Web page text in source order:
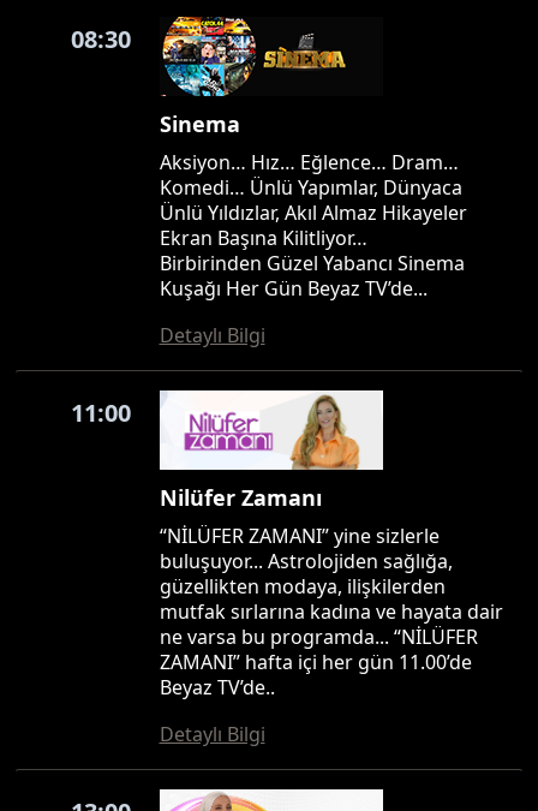
08:30
Sinema
Aksiyon… Hız… Eğlence… Dram…
Komedi… Ünlü Yapımlar, Dünyaca
Ünlü Yıldızlar, Akıl Almaz Hikayeler
Ekran Başına Kilitliyor…
Birbirinden Güzel Yabancı Sinema
Kuşağı Her Gün Beyaz TV’de...
Detaylı Bilgi
11:00
Nilüfer Zamanı
“NİLÜFER ZAMANI” yine sizlerle
buluşuyor... Astrolojiden sağlığa,
güzellikten modaya, ilişkilerden
mutfak sırlarına kadına ve hayata dair
ne varsa bu programda... “NİLÜFER
ZAMANI” hafta içi her gün 11.00’de
Beyaz TV’de..
Detaylı Bilgi